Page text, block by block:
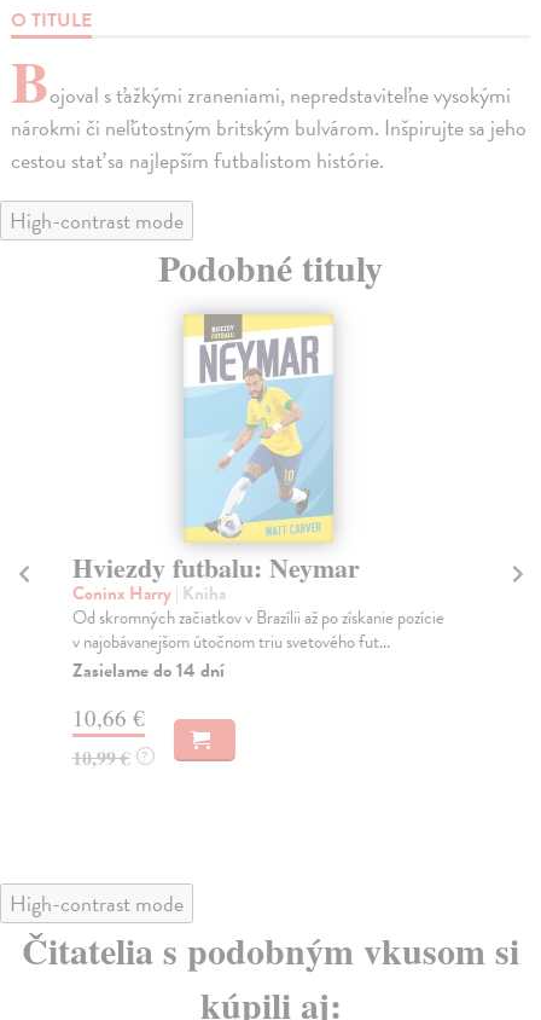
O TITULE
Bojoval s ťažkými zraneniami, nepredstaviteľne vysokými
nárokmi či neľútostným britským bulvárom. Inšpirujte sa jeho
cestou stať sa najlepším futbalistom histórie.
High-contrast mode
Podobné tituly
Hviezdy futbalu: Neymar
Coninx Harry| Kniha
Od skromných začiatkov v Brazílii až po získanie pozície
v najobávanejšom útočnom triu svetového fut...
Zasielame do 14 dní
10,66 €
10,99 € ?
High-contrast mode
Čitatelia s podobným vkusom si
kúpili aj: